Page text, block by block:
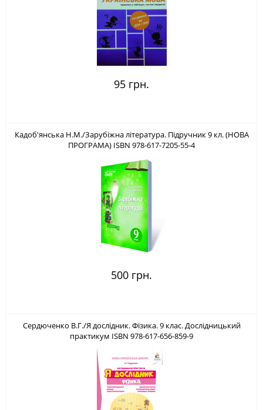
95 грн.
Кадоб'янська Н.М./Зарубіжна література. Підручник 9 кл. (НОВА
ПРОГРАМА) ISBN 978-617-7205-55-4
500 грн.
Сердюченко В.Г./Я дослідник. Фізика. 9 клас. Дослідницький
практикум ISBN 978-617-656-859-9